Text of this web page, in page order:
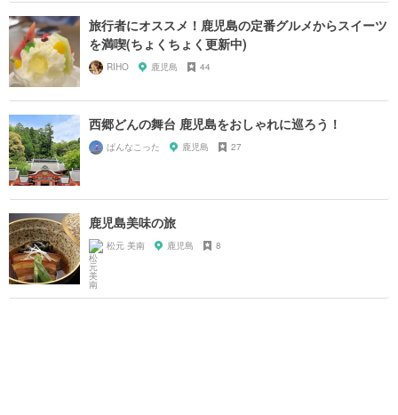
旅行者にオススメ！鹿児島の定番グルメからスイーツ
を満喫(ちょくちょく更新中)
RIHO 鹿児島 44
西郷どんの舞台 鹿児島をおしゃれに巡ろう！
ぱんなこった 鹿児島 27
鹿児島美味の旅
松元 美南 鹿児島 8